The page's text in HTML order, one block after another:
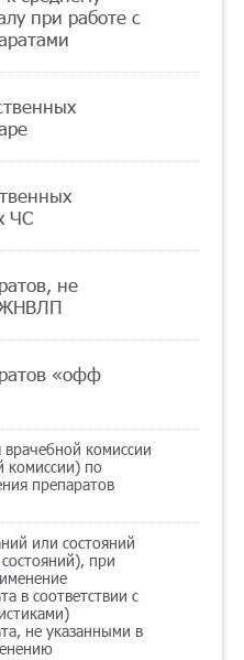
при работе с
ЧС
не
ЖНВЛП
«офф
комиссии
комиссии) по
препаратов
или состояний
при
в соответствии с
не указанными в